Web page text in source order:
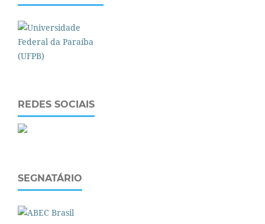
REDES SOCIAIS
SEGNATÁRIO